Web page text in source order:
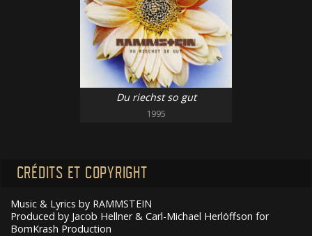
Du riechst so gut
1995
CRÉDITS ET COPYRIGHT
Music & Lyrics by RAMMSTEIN
Produced by Jacob Hellner & Carl-Michael Herlöffson for
BomKrash Production